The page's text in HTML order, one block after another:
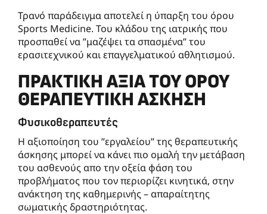
Τρανό παράδειγμα αποτελεί η ύπαρξη του όρου
Sports Medicine. Του κλάδου της ιατρικής που
προσπαθεί να ”μαζέψει τα σπασμένα” του
ερασιτεχνικού και επαγγελματικού αθλητισμού.
ΠΡΑΚΤΙΚΉ ΑΞΊΑ ΤΟΥ ΌΡΟΥ
ΘΕΡΑΠΕΥΤΙΚΉ ΆΣΚΗΣΗ
Φυσικοθεραπευτές
Η αξιοποίηση του ”εργαλείου” της θεραπευτικής
άσκησης μπορεί να κάνει πιο ομαλή την μετάβαση
του ασθενούς απο την οξεία φάση του
προβλήματος που τον περιορίζει κινητικά, στην
ανάκτηση της καθημερινής – απαραίτητης
σωματικής δραστηριότητας.